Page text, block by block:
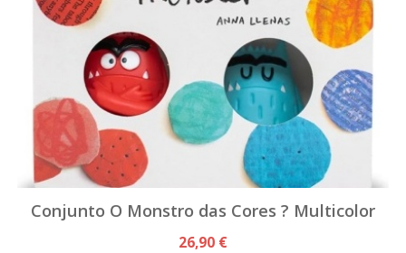
Conjunto O Monstro das Cores ? Multicolor
26,90 €